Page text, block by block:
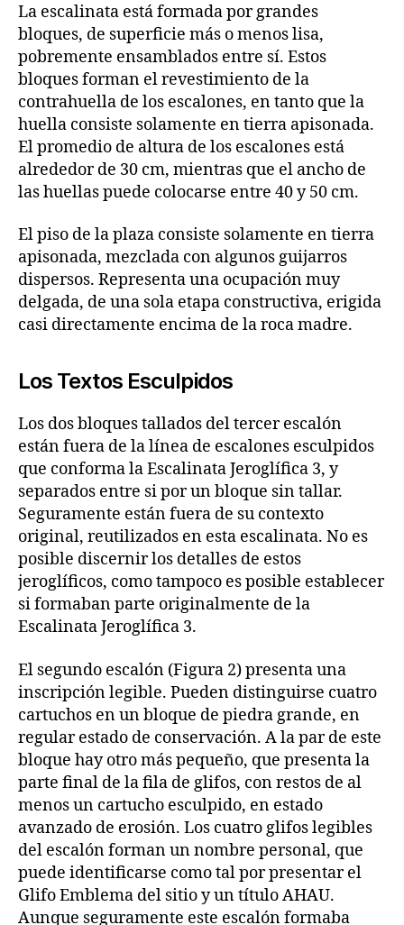
La escalinata está formada por grandes
bloques, de superficie más o menos lisa,
pobremente ensamblados entre sí. Estos
bloques forman el revestimiento de la
contrahuella de los escalones, en tanto que la
huella consiste solamente en tierra apisonada.
El promedio de altura de los escalones está
alrededor de 30 cm, mientras que el ancho de
las huellas puede colocarse entre 40 y 50 cm.
El piso de la plaza consiste solamente en tierra
apisonada, mezclada con algunos guijarros
dispersos. Representa una ocupación muy
delgada, de una sola etapa constructiva, erigida
casi directamente encima de la roca madre.
Los Textos Esculpidos
Los dos bloques tallados del tercer escalón
están fuera de la línea de escalones esculpidos
que conforma la Escalinata Jeroglífica 3, y
separados entre si por un bloque sin tallar.
Seguramente están fuera de su contexto
original, reutilizados en esta escalinata. No es
posible discernir los detalles de estos
jeroglíficos, como tampoco es posible establecer
si formaban parte originalmente de la
Escalinata Jeroglífica 3.
El segundo escalón (Figura 2) presenta una
inscripción legible. Pueden distinguirse cuatro
cartuchos en un bloque de piedra grande, en
regular estado de conservación. A la par de este
bloque hay otro más pequeño, que presenta la
parte final de la fila de glifos, con restos de al
menos un cartucho esculpido, en estado
avanzado de erosión. Los cuatro glifos legibles
del escalón forman un nombre personal, que
puede identificarse como tal por presentar el
Glifo Emblema del sitio y un título AHAU.
Aunque seguramente este escalón formaba